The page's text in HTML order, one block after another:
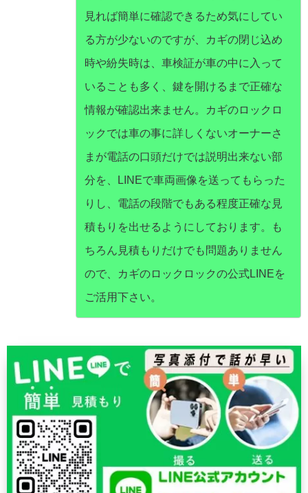
見れば簡単に確認できるため気にしてい
る方が少ないのですが、カギの閉じ込め
時や紛失時は、車検証が車の中に入って
いることも多く、鍵を開けるまで正確な
情報が確認出来ません。カギのロックロ
ックでは車の事に詳しくないオーナーさ
まが電話の口頭だけでは説明出来ない部
分を、LINEで車両画像を送ってもらった
りし、電話の段階でもある程度正確な見
積もりを出せるようにしております。も
ちろん見積もりだけでも問題ありません
ので、カギのロックロックの公式LINEを
ご活用下さい。